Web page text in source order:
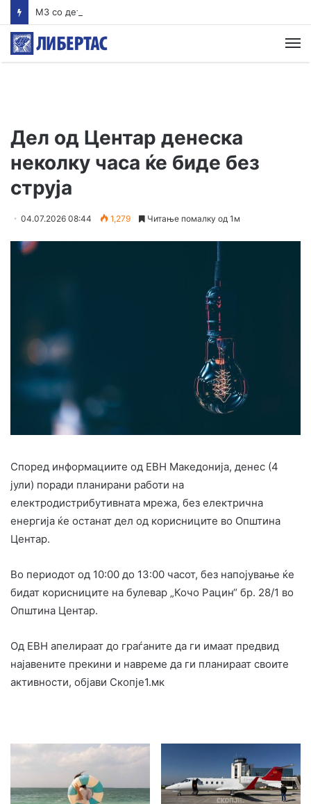
Дел од Центар денеска
неколку часа ќе биде без
струја
04.07.2026 08:44 1,279 Читање помалку од 1м
Според информациите од ЕВН Македонија, денес (4
јули) поради планирани работи на
електродистрибутивната мрежа, без електрична
енергија ќе останат дел од корисниците во Општина
Центар.
Во периодот од 10:00 до 13:00 часот, без напојување ќе
бидат корисниците на булевар „Кочо Рацин“ бр. 28/1 во
Општина Центар.
Од ЕВН апелираат до граѓаните да ги имаат предвид
најавените прекини и навреме да ги планираат своите
активности, објави Скопје1.мк